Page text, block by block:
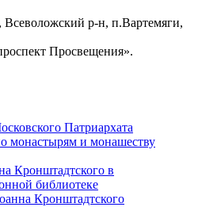
Всеволожский р-н, п.Вартемяги,
Просвещения».
Патриархата
монастырям и монашеству
Кронштадтского в
библиотеке
Кронштадтского